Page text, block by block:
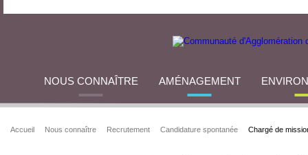
NOUS CONNAÎTRE AMÉNAGEMENT
Accueil Nous connaître Recrutement Candidature spontanée Chargé de